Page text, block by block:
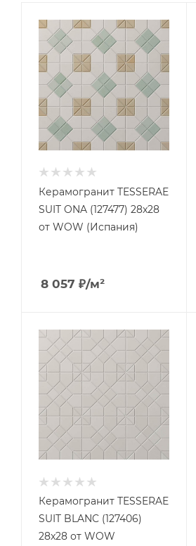
Керамогранит TESSERAE
SUIT ONA (127477) 28x28
от WOW (Испания)
8 057 ₽/м²
Керамогранит TESSERAE
SUIT BLANC (127406)
28x28 от WOW